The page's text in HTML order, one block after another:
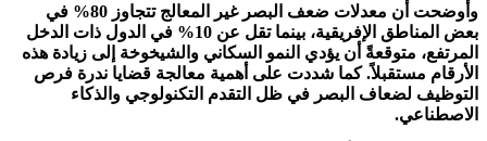
وأوضحت أن معدلات ضعف البصر غير المعالج تتجاوز 80% في
بعض المناطق الإفريقية، بينما تقل عن 10% في الدول ذات الدخل
المرتفع، متوقعةً أن يؤدي النمو السكاني والشيخوخة إلى زيادة هذه
الأرقام مستقبلاً. كما شددت على أهمية معالجة قضايا ندرة فرص
التوظيف لضعاف البصر في ظل التقدم التكنولوجي والذكاء
الاصطناعي.